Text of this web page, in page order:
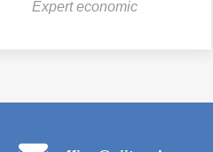
Expert economic